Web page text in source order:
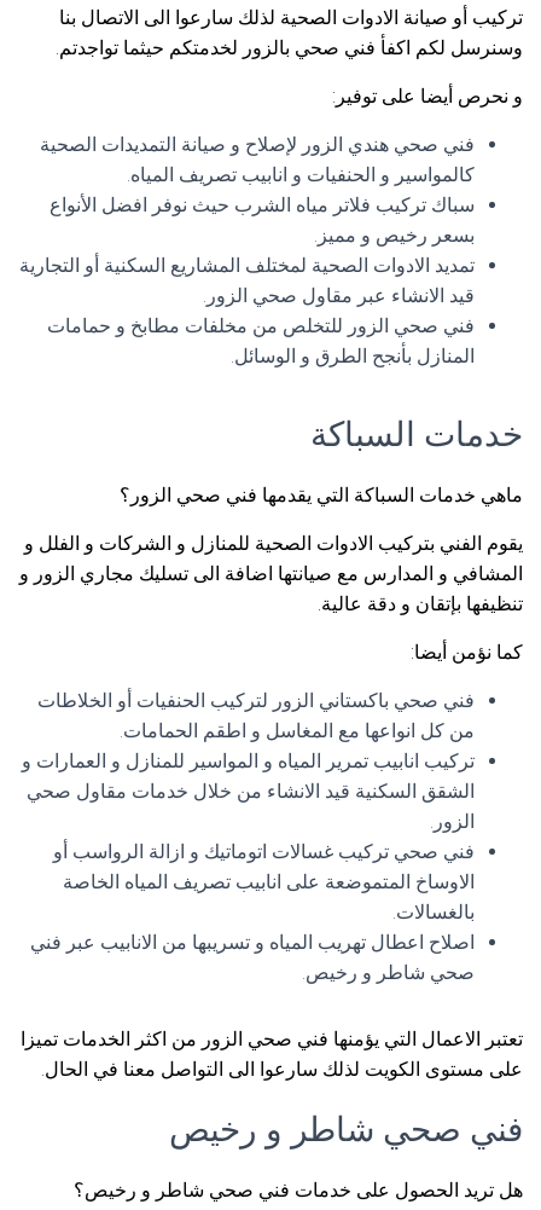
تركيب أو صيانة الادوات الصحية لذلك سارعوا الى الاتصال بنا
وسنرسل لكم اكفأ فني صحي بالزور لخدمتكم حيثما تواجدتم.
و نحرص أيضا على توفير:
فني صحي هندي الزور لإصلاح و صيانة التمديدات الصحية
كالمواسير و الحنفيات و انابيب تصريف المياه.
سباك تركيب فلاتر مياه الشرب حيث نوفر افضل الأنواع
بسعر رخيص و مميز.
تمديد الادوات الصحية لمختلف المشاريع السكنية أو التجارية
قيد الانشاء عبر مقاول صحي الزور.
فني صحي الزور للتخلص من مخلفات مطابخ و حمامات
المنازل بأنجح الطرق و الوسائل.
خدمات السباكة
ماهي خدمات السباكة التي يقدمها فني صحي الزور؟
يقوم الفني بتركيب الادوات الصحية للمنازل و الشركات و الفلل و
المشافي و المدارس مع صيانتها اضافة الى تسليك مجاري الزور و
تنظيفها بإتقان و دقة عالية.
كما نؤمن أيضا:
فني صحي باكستاني الزور لتركيب الحنفيات أو الخلاطات
من كل انواعها مع المغاسل و اطقم الحمامات.
تركيب انابيب تمرير المياه و المواسير للمنازل و العمارات و
الشقق السكنية قيد الانشاء من خلال خدمات مقاول صحي
الزور.
فني صحي تركيب غسالات اتوماتيك و ازالة الرواسب أو
الاوساخ المتموضعة على انابيب تصريف المياه الخاصة
بالغسالات.
اصلاح اعطال تهريب المياه و تسريبها من الانابيب عبر فني
صحي شاطر و رخيص.
تعتبر الاعمال التي يؤمنها فني صحي الزور من اكثر الخدمات تميزا
على مستوى الكويت لذلك سارعوا الى التواصل معنا في الحال.
فني صحي شاطر و رخيص
هل تريد الحصول على خدمات فني صحي شاطر و رخيص؟